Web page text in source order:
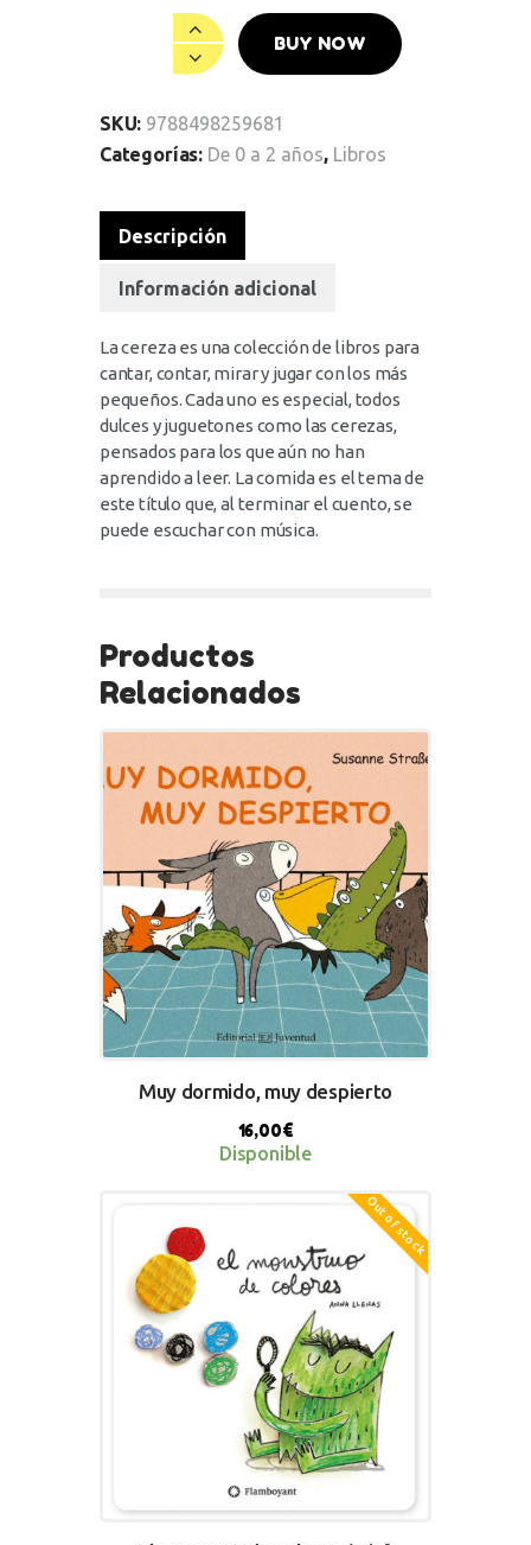
BUY NOW
SKU: 9788498259681
Categorías: De 0 a 2 años, Libros
Descripción
Información adicional
La cereza es una colección de libros para
cantar, contar, mirar y jugar con los más
pequeños. Cada uno es especial, todos
dulces y juguetones como las cerezas,
pensados para los que aún no han
aprendido a leer. La comida es el tema de
este título que, al terminar el cuento, se
puede escuchar con música.
Productos
Relacionados
Muy dormido, muy despierto
16,00€
Disponible
Out of stock